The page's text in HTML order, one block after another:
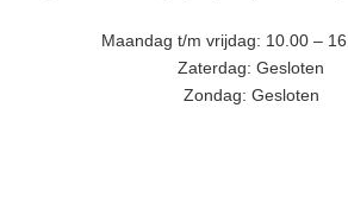
Maandag t/m vrijdag: 10.00 –
Zaterdag: Gesloten
Zondag: Gesloten